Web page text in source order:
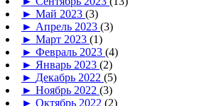
► Май 2023 (3)
► Апрель 2023 (3)
► Март 2023 (1)
► Февраль 2023 (4)
► Январь 2023 (2)
► Декабрь 2022 (5)
► Ноябрь 2022 (3)
► Октябрь 2022 (2)